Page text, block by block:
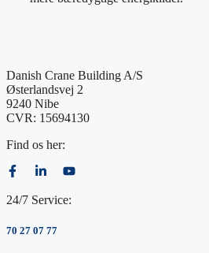
Danish Crane Building A/S
Østerlandsvej 2
9240 Nibe
CVR: 15694130
Find os her:
24/7 Service:
70 27 07 77